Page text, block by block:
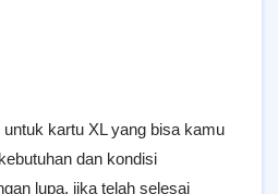
kartu XL yang bisa kamu
dan kondisi
lupa, jika telah selesai